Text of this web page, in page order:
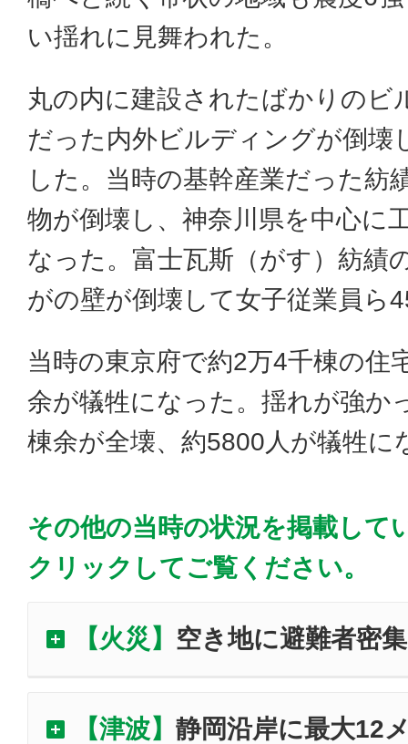
い揺れに見舞われた。
丸の内に建設されたばかりのビ
だった内外ビルディングが倒壊
した。当時の基幹産業だった紡
物が倒壊し、神奈川県を中心に
なった。富士瓦斯（がす）紡績
がの壁が倒壊して女子従業員ら
当時の東京府で約2万4千棟の住
余が犠牲になった。揺れが強か
棟余が全壊、約5800人が犠牲に
その他の当時の状況を掲載して
クリックしてご覧ください。
【火災】 空き地に避難者密
【津波】 静岡沿岸に最大12